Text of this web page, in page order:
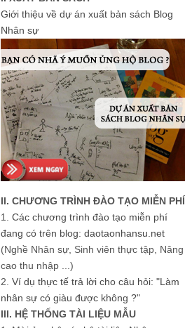
Giới thiệu về dự án xuất bản sách Blog
Nhân sự
II. CHƯƠNG TRÌNH ĐÀO TẠO MIỄN PHÍ
1. Các chương trình đào tạo miễn phí
đang có trên blog: daotaonhansu.net
(Nghề Nhân sự, Sinh viên thực tập, Nâng
cao thu nhập ...)
2. Ví dụ thực tế trả lời cho câu hỏi: "Làm
nhân sự có giàu được không ?"
III. HỆ THỐNG TÀI LIỆU MẪU